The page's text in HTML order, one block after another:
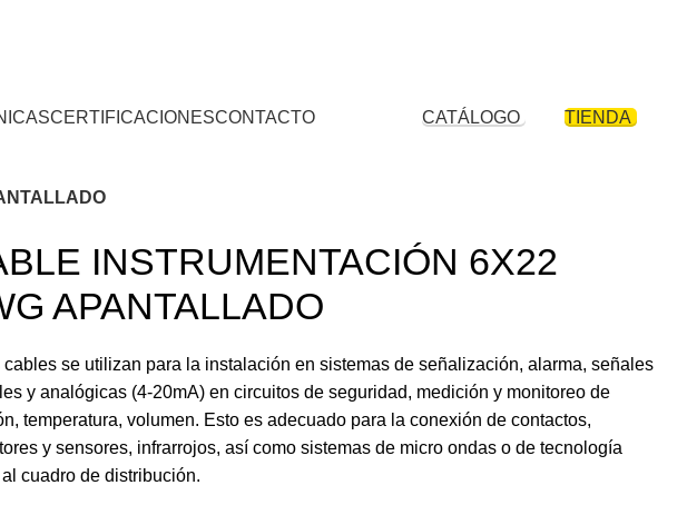
CERTIFICACIONESCONTACTO CATÁLOGO TIENDA
INSTRUMENTACIÓN 6X22
APANTALLADO
cables se utilizan para la instalación en sistemas de señalización, alarma, señales
y analógicas (4-20mA) en circuitos de seguridad, medición y monitoreo de
temperatura, volumen. Esto es adecuado para la conexión de contactos,
y sensores, infrarrojos, así como sistemas de micro ondas o de tecnología
cuadro de distribución.